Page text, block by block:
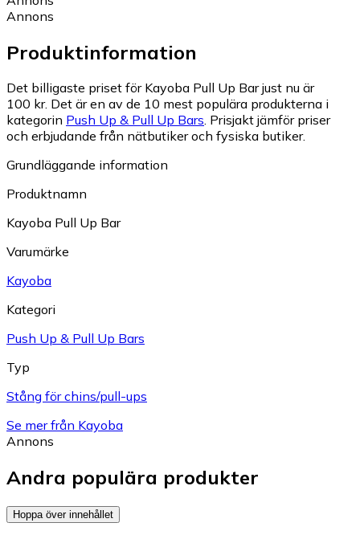
Annons
Produktinformation
Det billigaste priset för Kayoba Pull Up Bar just nu är
100 kr. Det är en av de 10 mest populära produkterna i
kategorin Push Up & Pull Up Bars. Prisjakt jämför priser
och erbjudande från nätbutiker och fysiska butiker.
Grundläggande information
Produktnamn
Kayoba Pull Up Bar
Varumärke
Kayoba
Kategori
Push Up & Pull Up Bars
Typ
Stång för chins/pull-ups
Se mer från Kayoba
Annons
Andra populära produkter
Hoppa över innehållet